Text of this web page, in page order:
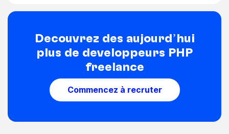
Découvrez dès aujourd’hui
plus de développeurs PHP
freelance
Commencez à recruter